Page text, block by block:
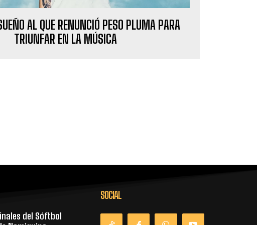
AL QUE RENUNCIÓ PESO PLUMA PARA
TRIUNFAR EN LA MÚSICA
del Sóftbol
SOCIAL